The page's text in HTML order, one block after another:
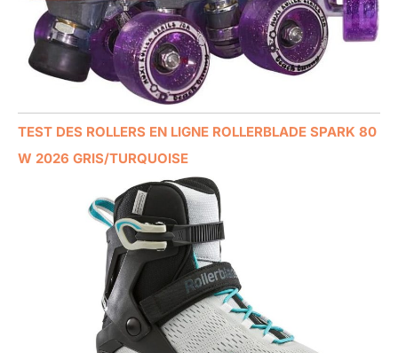
TEST DES ROLLERS EN LIGNE ROLLERBLADE SPARK 80
W 2026 GRIS/TURQUOISE